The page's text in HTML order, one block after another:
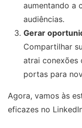
aumentando a
audiências.
Gerar
Compartilhar
atrai conexões
portas para
Agora, vamos às
eficazes no